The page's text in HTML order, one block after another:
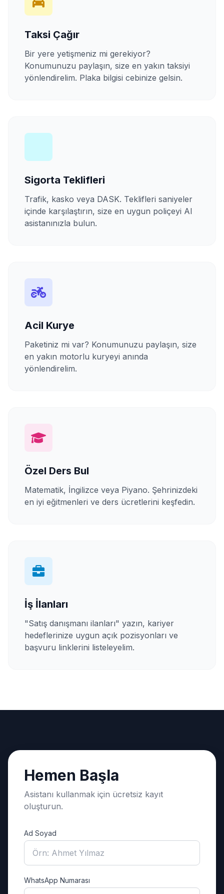
Taksi Çağır
Bir yere yetişmeniz mi gerekiyor?
Konumunuzu paylaşın, size en yakın taksiyi
yönlendirelim. Plaka bilgisi cebinize gelsin.
Sigorta Teklifleri
Trafik, kasko veya DASK. Teklifleri saniyeler
içinde karşılaştırın, size en uygun poliçeyi AI
asistanınızla bulun.
Acil Kurye
Paketiniz mi var? Konumunuzu paylaşın, size
en yakın motorlu kuryeyi anında
yönlendirelim.
Özel Ders Bul
Matematik, İngilizce veya Piyano. Şehrinizdeki
en iyi eğitmenleri ve ders ücretlerini keşfedin.
İş İlanları
"Satış danışmanı ilanları" yazın, kariyer
hedeflerinize uygun açık pozisyonları ve
başvuru linklerini listeleyelim.
Hemen Başla
Asistanı kullanmak için ücretsiz kayıt
oluşturun.
Ad Soyad
WhatsApp Numarası